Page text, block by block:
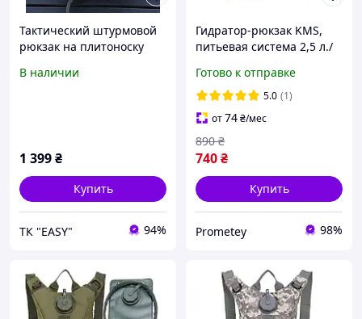
Тактический штурмовой
рюкзак на плитоноску
В наличии
1 399₴
Купить
ТК "EASY" 94%
Гидратор-рюкзак KMS,
питьевая система 2,5 л./
Готово к отправке
5.0 (1)
от74₴/мес
740₴
890 ₴
Купить
Prometey 98%